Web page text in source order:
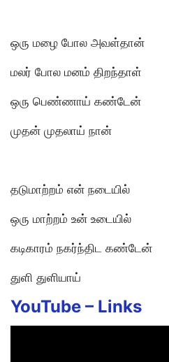
ஒரு மழை போல அவள்தான்
மலர் போல மனம் திறந்தாள்
ஒரு பெண்ணாய் கண்டேன்
முதன் முதலாய் நான்
தடுமாற்றம் என் நடையில்
ஒரு மாற்றம் உன் உடையில்
கடிகாரம் நகர்ந்திட கண்டேன்
துளி துளியாய்
YouTube – Links